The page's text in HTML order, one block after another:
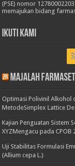
(PSE) nomor
memajukan bidang
Ikuti Kami
Majalah
Optimasi Polivinil Alkohol
MetodeSimplex Lattice
Kajian Penguatan Sistem
XYZMengacu pada CPOB
Uji Stabilitas Formulasi
(Allium cepa L.)